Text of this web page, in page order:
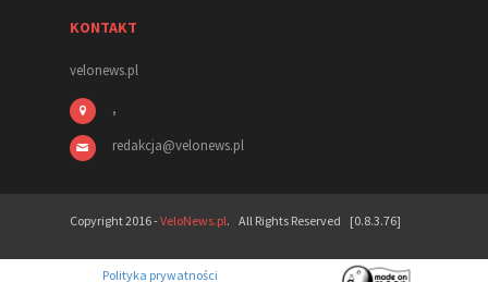
KONTAKT
velonews.pl
,
redakcja@velonews.pl
Copyright 2016 -VeloNews.pl. All Rights Reserved [0.8.3.76]
Polityka prywatności